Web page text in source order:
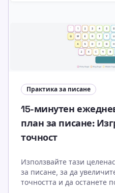
Практика за писане
15-минутен
план за писане:
точност
Използвайте тази
за писане, за да
точността и да останете